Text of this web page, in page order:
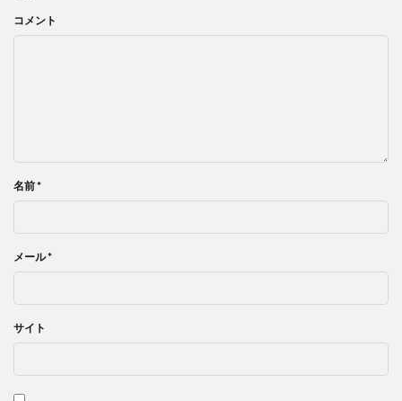
コメント
名前*
メール*
サイト